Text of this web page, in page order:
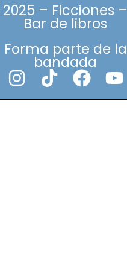
2025 – Ficciones –
Bar de libros
Forma parte de la
bandada